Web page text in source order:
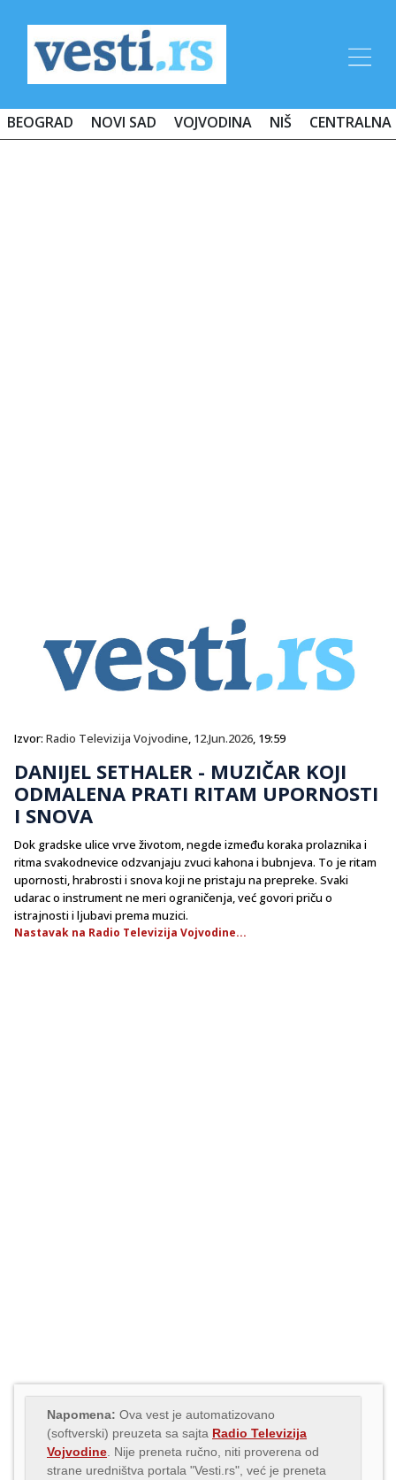
BEOGRAD NOVI SAD VOJVODINA NIŠ CENTRALNA
Izvor: Radio Televizija Vojvodine, 12.Jun.2026, 19:59
DANIJEL SETHALER - MUZIČAR KOJI
ODMALENA PRATI RITAM UPORNOSTI
I SNOVA
Dok gradske ulice vrve životom, negde između koraka prolaznika i
ritma svakodnevice odzvanjaju zvuci kahona i bubnjeva. To je ritam
upornosti, hrabrosti i snova koji ne pristaju na prepreke. Svaki
udarac o instrument ne meri ograničenja, već govori priču o
istrajnosti i ljubavi prema muzici.
Nastavak na Radio Televizija Vojvodine...
Napomena: Ova vest je automatizovano
(softverski) preuzeta sa sajta Radio Televizija
Vojvodine . Nije preneta ručno, niti proverena od
strane uredništva portala "Vesti.rs", već je preneta